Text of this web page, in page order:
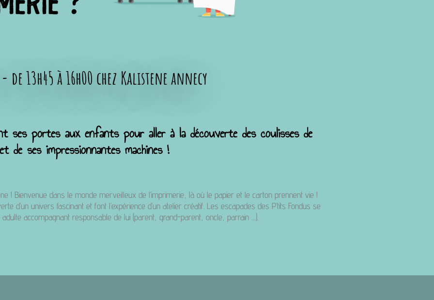
13h45 à 16h00 chez Kalistene annecy
ses portes aux enfants pour aller à la découverte des coulisses de
de ses impressionnantes machines !
! Bienvenue dans le monde merveilleux de l’imprimerie, là où le papier et le carton prennent vie !
d’un univers fascinant et font l’expérience d’un atelier créatif. Les escapades des P’tits Fondus se
accompagnant responsable de lui (parent, grand-parent, oncle, parrain …).